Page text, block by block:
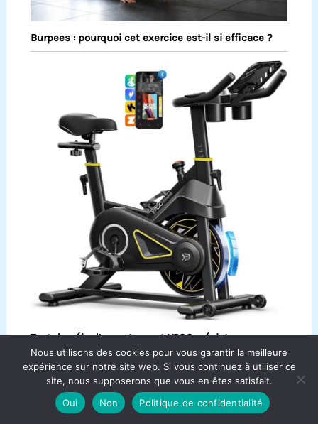
Burpees : pourquoi cet exercice est-il si efficace ?
Test du vélo d’appartement YPOO : résistance
magnétique et confort maximal
Nous utilisons des cookies pour vous garantir la meilleure
expérience sur notre site web. Si vous continuez à utiliser ce
site, nous supposerons que vous en êtes satisfait.
Oui
Non Politique de confidentialité